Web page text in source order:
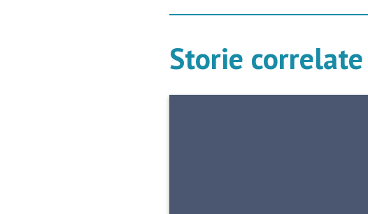
Storie correlate